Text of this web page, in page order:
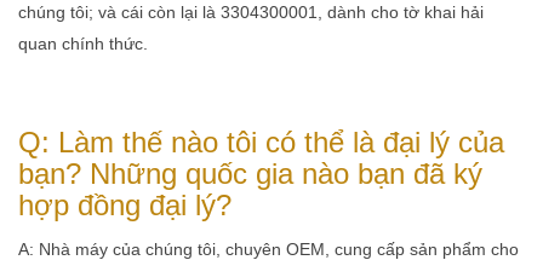
chúng tôi; và cái còn lại là 3304300001, dành cho tờ khai hải
quan chính thức.
Q: Làm thế nào tôi có thể là đại lý của
bạn? Những quốc gia nào bạn đã ký
hợp đồng đại lý?
A: Nhà máy của chúng tôi, chuyên OEM, cung cấp sản phẩm cho